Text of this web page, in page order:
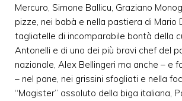
Mercuro, Simone Ballicu, Graziano
pizze, nei babà e nella pastiera di Mario
tagliatelle di incomparabile bontà della
Antonelli e di uno dei più bravi chef del
nazionale, Alex Bellingeri ma anche – e
– nel pane, nei grissini sfogliati e nella
“Magister” assoluto della biga italiana,